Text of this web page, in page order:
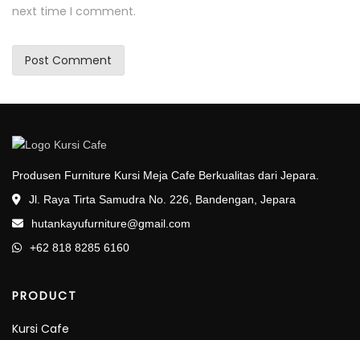
next time I comment.
Produsen Furniture Kursi Meja Cafe Berkualitas dari Jepara.
Jl. Raya Tirta Samudra No. 226, Bandengan, Jepara
hutankayufurniture@gmail.com
+62 818 8285 6160
PRODUCT
Kursi Cafe